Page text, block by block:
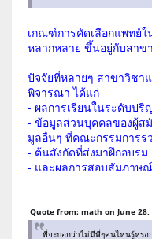
เกณฑ์การคัดเลือกแพทย์ใ
หลากหลาย ขึ้นอยู่กับสาข
ปัจจัยที่หลายๆ สาขาวิชา
พิจารณา ได้แก่
- ผลการเรียนในระดับป
- ข้อมูลส่วนบุคคลของผู้ส
มูลอื่นๆ ที่คณะกรรมการร
- ต้นสังกัดที่ส่งมาฝึกอบรม
- และผลการสอบสัมภาษ
Quote from: math on June 28,
พี่จะบอกว่าไม่มีพี่ๆคนไหนรู้หรอ